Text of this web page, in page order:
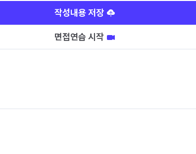
작성내용 저장
면접연습 시작